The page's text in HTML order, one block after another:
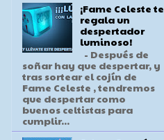
¡Fame Celeste te
regala un
despertador
luminoso!
- Después de
soñar hay que despertar, y
tras sortear el cojín de
Fame Celeste , tendremos
que despertar como
buenos celtistas para
cumplir...